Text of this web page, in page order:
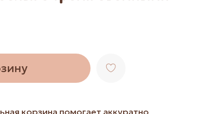
корзина помогает аккуратно